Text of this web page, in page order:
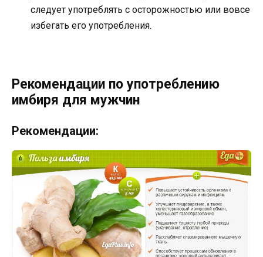
следует употреблять с осторожностью или вовсе
избегать его употребления.
Рекомендации по употреблению
имбиря для мужчин
Рекомендации: